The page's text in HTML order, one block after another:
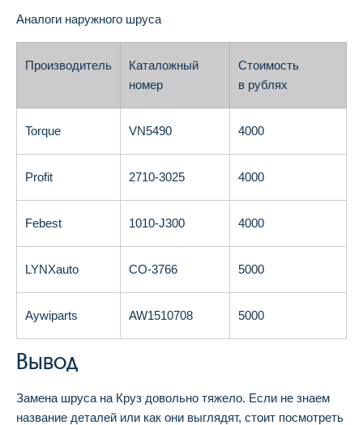
Аналоги наружного шруса
Производитель
Каталожный
номер
Стоимость
в рублях
Torque VN5490 4000
Profit 2710-3025 4000
Febest 1010-J300 4000
LYNXauto CO-3766 5000
Aywiparts AW1510708 5000
Вывод
Замена шруса на Круз довольно тяжело. Если не знаем
название деталей или как они выглядят, стоит посмотреть